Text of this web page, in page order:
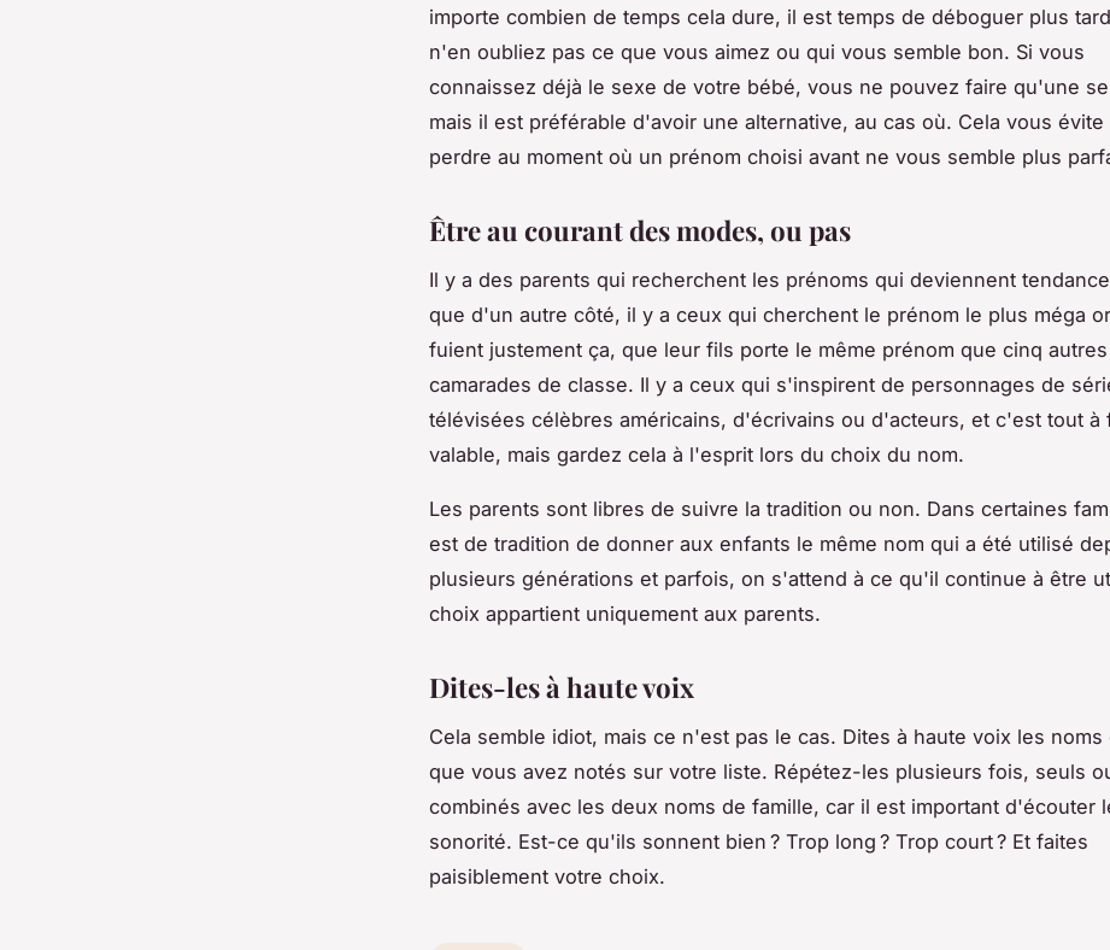
importe combien de temps cela dure, il est temps de déboguer plus
n'en oubliez pas ce que vous aimez ou qui vous semble bon. Si vous
connaissez déjà le sexe de votre bébé, vous ne pouvez faire qu'une
mais il est préférable d'avoir une alternative, au cas où. Cela vous évite
perdre au moment où un prénom choisi avant ne vous semble plus
Être au courant des modes, ou pas
Il y a des parents qui recherchent les prénoms qui deviennent
que d'un autre côté, il y a ceux qui cherchent le prénom le plus méga
fuient justement ça, que leur fils porte le même prénom que cinq autres
camarades de classe. Il y a ceux qui s'inspirent de personnages de
télévisées célèbres américains, d'écrivains ou d'acteurs, et c'est tout à
valable, mais gardez cela à l'esprit lors du choix du nom.
Les parents sont libres de suivre la tradition ou non. Dans certaines
est de tradition de donner aux enfants le même nom qui a été utilisé
plusieurs générations et parfois, on s'attend à ce qu'il continue à être
choix appartient uniquement aux parents.
Dites-les à haute voix
Cela semble idiot, mais ce n'est pas le cas. Dites à haute voix les noms
que vous avez notés sur votre liste. Répétez-les plusieurs fois, seuls
combinés avec les deux noms de famille, car il est important d'écouter
sonorité. Est-ce qu'ils sonnent bien ? Trop long ? Trop court ? Et faites
paisiblement votre choix.